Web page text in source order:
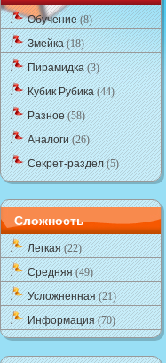
Обучение(8)
Змейка(18)
Пирамидка(3)
Кубик Рубика(44)
Разное(58)
Аналоги(26)
Секрет-раздел(5)
Сложность
Легкая(22)
Средняя(49)
Усложненная(21)
Информация(70)